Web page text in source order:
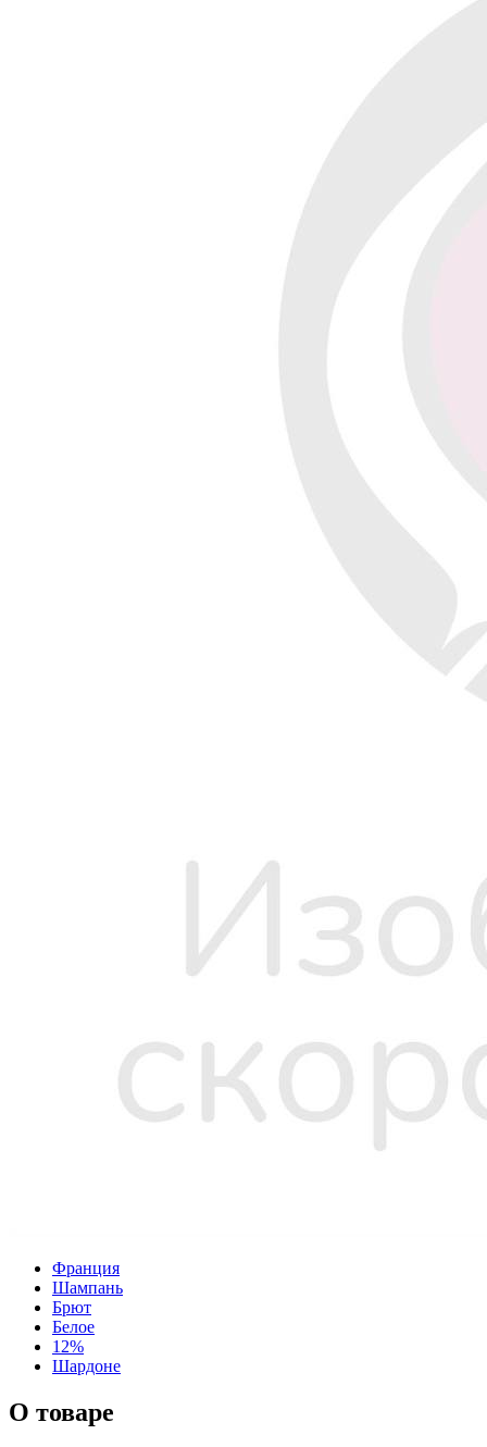
Франция
Шампань
Брют
Белое
12%
Шардоне
О товаре